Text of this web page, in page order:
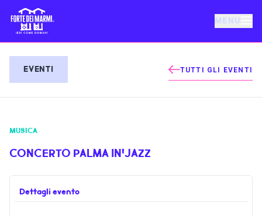
MENU
EVENTI
NOTIZIE
OSPITALITÀ
EVENTI TUTTI GLI EVENTI
MUSICA
CONCERTO PALMA IN'JAZZ
Dettagli evento